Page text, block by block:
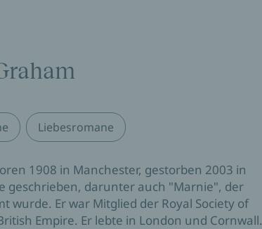
Liebesromane
1908 in Manchester, gestorben 2003 in
geschrieben, darunter auch "Marnie", der
wurde. Er war Mitglied der Royal Society of
Empire. Er lebte in London und Cornwall.